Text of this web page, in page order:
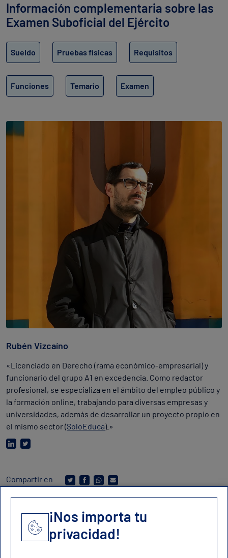
Información complementaria sobre las
Examen Suboficial del Ejército
Sueldo Pruebas físicas Requisitos
Funciones Temario Examen
Rubén Vizcaíno
«Licenciado en Derecho (rama económico-empresarial) y
funcionario del grupo A1 en excedencia. Como redactor
profesional, se especializa en el ámbito del empleo público y
la formación online, trabajando para diversas empresas y
universidades, además de desarrollar un proyecto propio en
el mismo sector (SoloEduca).»
Compartir en
Contacto
¡Nos importa tu
privacidad!